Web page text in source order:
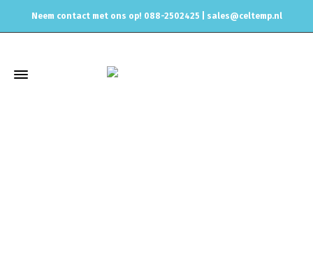
Neem contact met ons op! 088-2502425 | sales@celtemp.nl